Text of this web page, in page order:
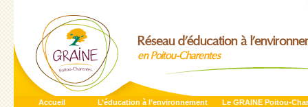
Réseau d’éducation à
en Poitou-Charentes
Accueil L’éducation à l’environnement
Le GRAINE Poitou-